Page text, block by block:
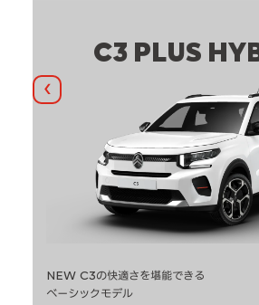
前へ
C3 PLUS
NEW C3の快適さを堪能できる
ベーシックモデル